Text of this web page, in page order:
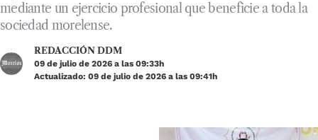
mediante un ejercicio profesional que beneficie a toda la
sociedad morelense.
REDACCIÓN DDM
09 de julio de 2026 a las 09:33h
Actualizado: 09 de julio de 2026 a las 09:41h